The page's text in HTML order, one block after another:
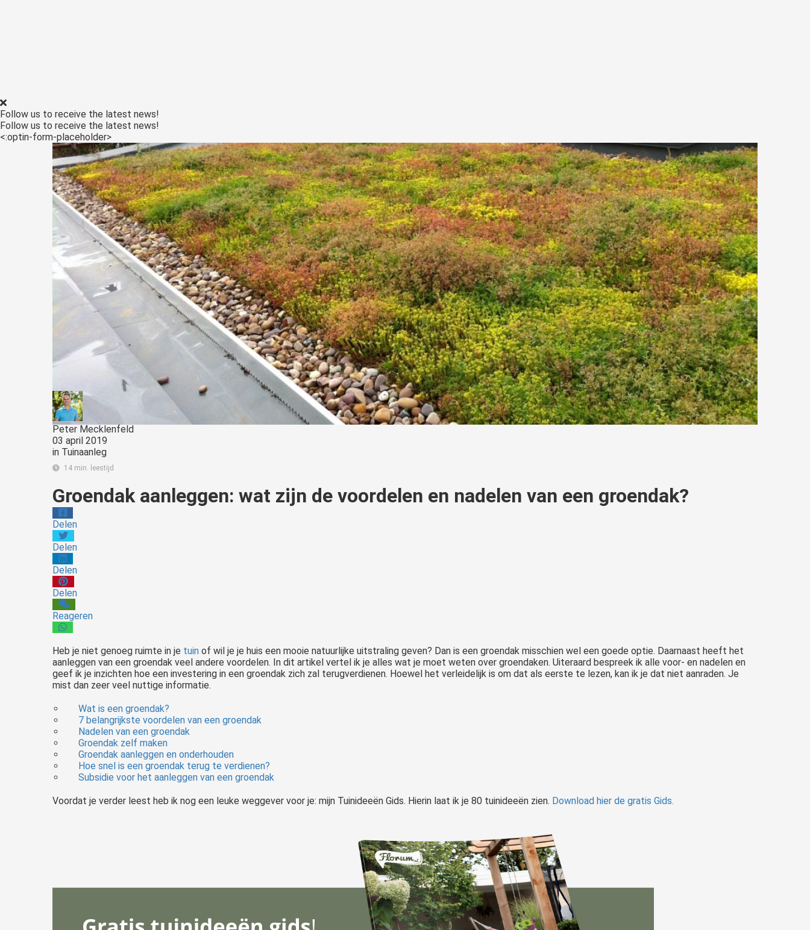
Follow us to receive the latest news!
Follow us to receive the latest news!
<:optin-form-placeholder>
Peter Mecklenfeld
03 april 2019
in Tuinaanleg
14 min. leestijd
Groendak aanleggen: wat zijn de voordelen en nadelen van een groendak?
Delen
Delen
Delen
Delen
Reageren
Heb je niet genoeg ruimte in je tuin of wil je je huis een mooie natuurlijke uitstraling geven? Dan is een groendak misschien wel een goede optie. Daarnaast heeft het
aanleggen van een groendak veel andere voordelen. In dit artikel vertel ik je alles wat je moet weten over groendaken. Uiteraard bespreek ik alle voor- en nadelen en
geef ik je inzichten hoe een investering in een groendak zich zal terugverdienen. Hoewel het verleidelijk is om dat als eerste te lezen, kan ik je dat niet aanraden. Je
mist dan zeer veel nuttige informatie.
Wat is een groendak?
7 belangrijkste voordelen van een groendak
Nadelen van een groendak
Groendak zelf maken
Groendak aanleggen en onderhouden
Hoe snel is een groendak terug te verdienen?
Subsidie voor het aanleggen van een groendak
Voordat je verder leest heb ik nog een leuke weggever voor je: mijn Tuinideeën Gids. Hierin laat ik je 80 tuinideeën zien. Download hier de gratis Gids.